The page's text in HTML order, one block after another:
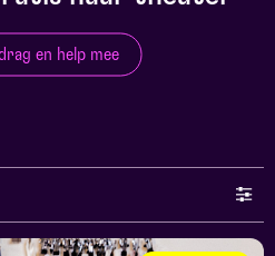
en help mee